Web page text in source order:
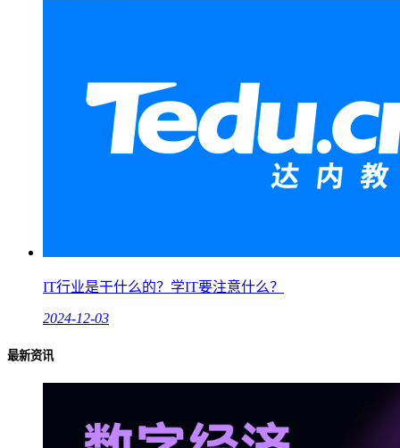
IT行业是干什么的？学IT要注意什么？
2024-12-03
最新资讯